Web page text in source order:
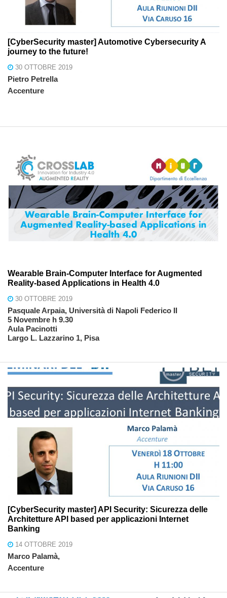
[CyberSecurity master] Automotive Cybersecurity A
journey to the future!
30 OTTOBRE 2019
Pietro Petrella
Accenture
Wearable Brain-Computer Interface for Augmented
Reality-based Applications in Health 4.0
30 OTTOBRE 2019
Pasquale Arpaia, Università di Napoli Federico II
5 Novembre h 9.30
Aula Pacinotti
Largo L. Lazzarino 1, Pisa
[CyberSecurity master] API Security: Sicurezza delle
Architetture API based per applicazioni Internet
Banking
14 OTTOBRE 2019
Marco Palamà,
Accenture